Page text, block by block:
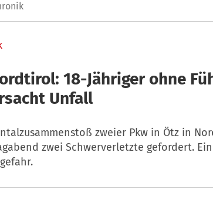
18-Jähriger ohne
Unfall
zweier Pkw in Ötz in
zwei Schwerverletzte gefordert.